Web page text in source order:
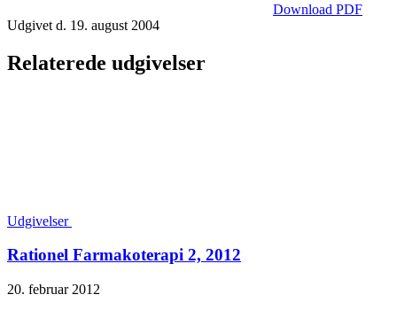
Download PDF
Udgivet d. 19. august 2004
Relaterede udgivelser
Udgivelser
Rationel Farmakoterapi 2, 2012
20. februar 2012